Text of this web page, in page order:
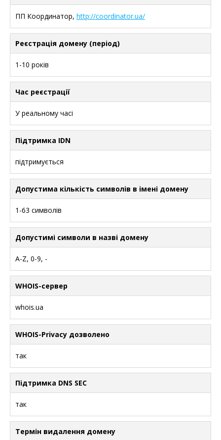
ПП Координатор, http://coordinator.ua/
Реєстрація домену (період)
1-10 років
Час реєстрації
У реальному часі
Підтримка IDN
підтримується
Допустима кількість символів в імені домену
1-63 символів
Допустимі символи в назві домену
A-Z, 0-9, -
WHOIS-сервер
whois.ua
WHOIS-Privacy дозволено
так
Підтримка DNS SEC
так
Термін видалення домену